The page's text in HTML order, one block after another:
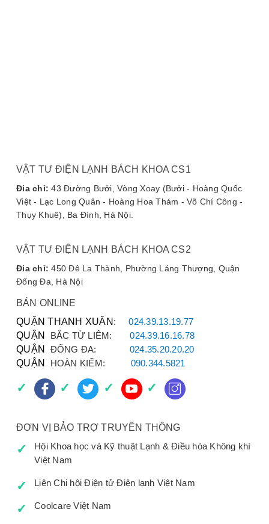
Model:VALUE M2
Điện áp:220V ~ 50Hz
Công suất:~3W
Chiều cao bơm tối đa:
---
Mua Bơm Xử Lý Nước Thải
VALUE M2 Chính Hãng Ở
Đâu?
lượng cao và được bảo hành đầy đủ, quý khách hàng
tại khu vực **Đường Bưởi**, Ba Đình, Cầu Giấy và
Hoàng Quốc Việt có thể đến trực tiếp địa chỉ:
BÁCH KHOA
Địa chỉ: 43 - 45 Đường Bưởi (Vòng Quay Bưởi -
VẬT TƯ ĐIỆN LẠNH BÁCH KHOA CS1
Đia chỉ: 43 Đường Bưởi, Vòng Xoay (Bưởi - Hoàng Quốc
Việt - Lạc Long Quân - Hoàng Hoa Thám - Võ Chí Công -
Thụy Khuê), Ba Đình, Hà Nội.
VẬT TƯ ĐIỆN LẠNH BÁCH KHOA CS2
Đia chỉ: 450 Đê La Thành, Phường Láng Thượng, Quận
Đống Đa, Hà Nội
BÁN ONLINE
QUẬN THANH XUÂN :024.39.13.19.77
QUẬN BẮC TỪ LIÊM:024.39.16.16.78
QUẬN ĐỐNG ĐA: 024.35.20.20.20
QUẬN HOÀN KIẾM: 090.344.5821
ĐƠN VỊ BẢO TRỢ TRUYỀN THÔNG
Hội Khoa học và Kỹ thuật Lạnh & Điều hòa Không khí
Việt Nam
Liên Chi hội Điện tử Điện lạnh Việt Nam
Coolcare Việt Nam